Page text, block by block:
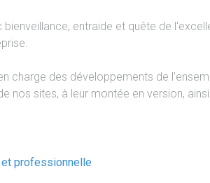
entraide et quête de
charge des développements de
sites, à leur montée en version,
et professionnelle